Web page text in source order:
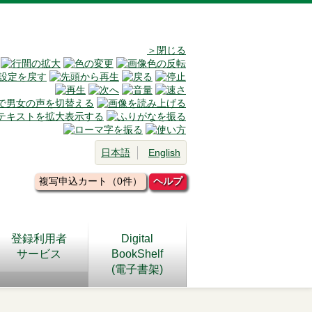
＞閉じる
日本語 English
複写申込カート（0件） ヘルプ
登録利用者
サービス
Digital
BookShelf
(電子書架)